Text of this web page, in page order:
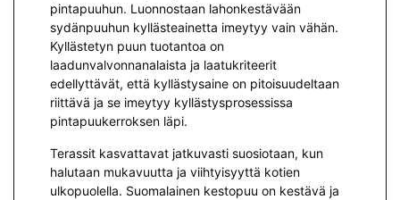
pintapuuhun. Luonnostaan lahonkestävään
sydänpuuhun kyllästeainetta imeytyy vain vähän.
Kyllästetyn puun tuotantoa on
laadunvalvonnanalaista ja laatukriteerit
edellyttävät, että kyllästysaine on pitoisuudeltaan
riittävä ja se imeytyy kyllästysprosessissa
pintapuukerroksen läpi.
Terassit kasvattavat jatkuvasti suosiotaan, kun
halutaan mukavuutta ja viihtyisyyttä kotien
ulkopuolella. Suomalainen kestopuu on kestävä ja